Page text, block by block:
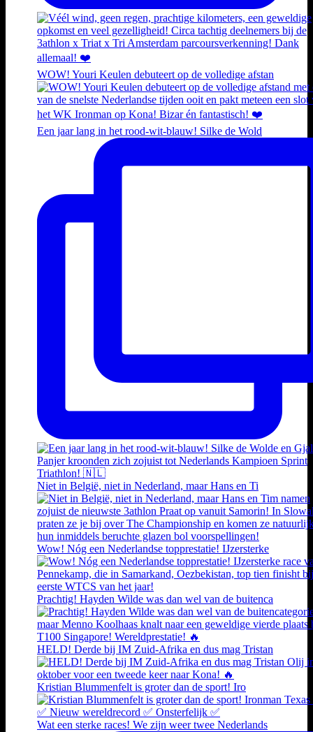
WOW! Youri Keulen debuteert op de volledige afstan
Een jaar lang in het rood-wit-blauw! Silke de Wold
Niet in België, niet in Nederland, maar Hans en Ti
Wow! Nóg een Nederlandse topprestatie! IJzersterke
Prachtig! Hayden Wilde was dan wel van de buitenca
HELD! Derde bij IM Zuid-Afrika en dus mag Tristan
Kristian Blummenfelt is groter dan de sport! Iro
Wat een sterke races! We zijn weer twee Nederlands